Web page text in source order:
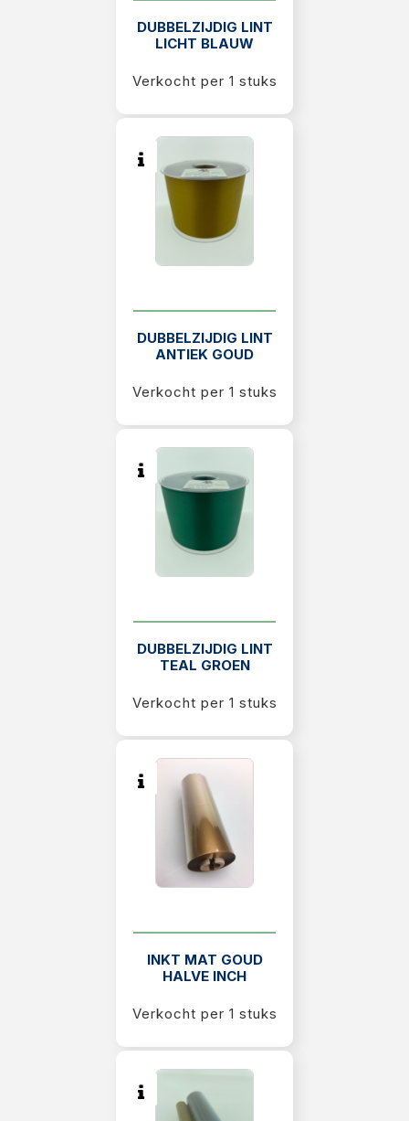
DUBBELZIJDIG LINT
LICHT BLAUW
Verkocht per 1 stuks
DUBBELZIJDIG LINT
ANTIEK GOUD
Verkocht per 1 stuks
DUBBELZIJDIG LINT
TEAL GROEN
Verkocht per 1 stuks
INKT MAT GOUD
HALVE INCH
Verkocht per 1 stuks